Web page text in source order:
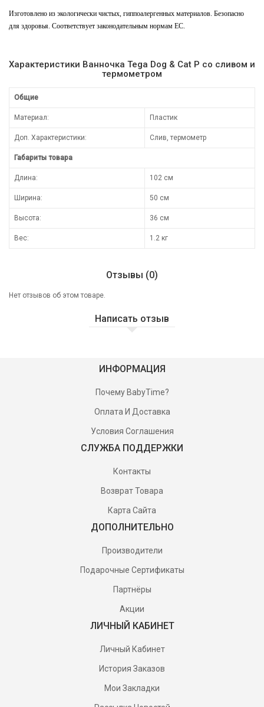
Изготовлено из экологически чистых, гиппоалергенных материалов. Безопасно
для здоровья. Соответствует законодательным нормам ЕС.
Характеристики Ванночка Tega Dog & Cat P со сливом и
термометром
Общие
Материал: Пластик
Доп. Характеристики: Слив, термометр
Габариты товара
Длина: 102 см
Ширина: 50 см
Высота: 36 см
Вес: 1.2 кг
Отзывы (0)
Нет отзывов об этом товаре.
Написать отзыв
ИНФОРМАЦИЯ
Почему BabyTime?
Оплата И Доставка
Условия Соглашения
СЛУЖБА ПОДДЕРЖКИ
Контакты
Возврат Товара
Карта Сайта
ДОПОЛНИТЕЛЬНО
Производители
Подарочные Сертификаты
Партнёры
Акции
ЛИЧНЫЙ КАБИНЕТ
Личный Кабинет
История Заказов
Мои Закладки